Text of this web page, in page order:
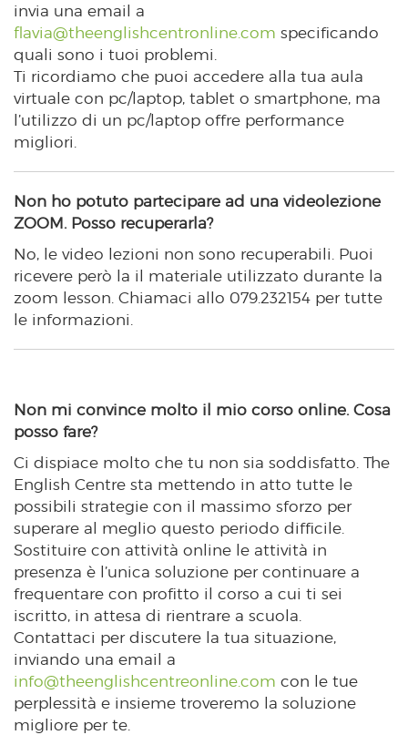
invia una email a
flavia@theenglishcentronline.com specificando
quali sono i tuoi problemi.
Ti ricordiamo che puoi accedere alla tua aula
virtuale con pc/laptop, tablet o smartphone, ma
l’utilizzo di un pc/laptop offre performance
migliori.
Non ho potuto partecipare ad una videolezione
ZOOM. Posso recuperarla?
No, le video lezioni non sono recuperabili. Puoi
ricevere però la il materiale utilizzato durante la
zoom lesson. Chiamaci allo 079.232154 per tutte
le informazioni.
Non mi convince molto il mio corso online. Cosa
posso fare?
Ci dispiace molto che tu non sia soddisfatto. The
English Centre sta mettendo in atto tutte le
possibili strategie con il massimo sforzo per
superare al meglio questo periodo difficile.
Sostituire con attività online le attività in
presenza è l’unica soluzione per continuare a
frequentare con profitto il corso a cui ti sei
iscritto, in attesa di rientrare a scuola.
Contattaci per discutere la tua situazione,
inviando una email a
info@theenglishcentreonline.com con le tue
perplessità e insieme troveremo la soluzione
migliore per te.